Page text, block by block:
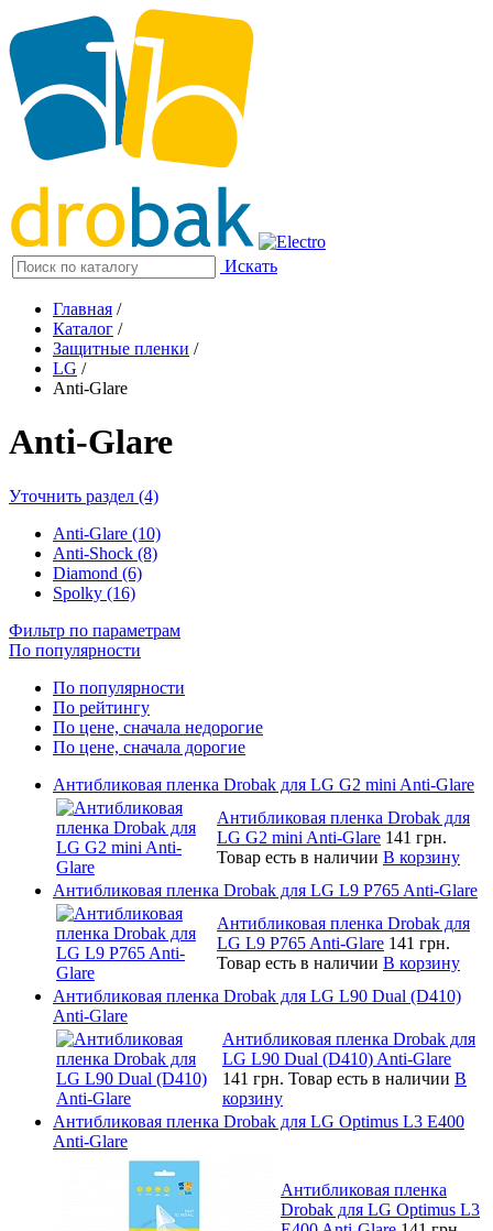
Искать
Главная /
Каталог /
Защитные пленки /
LG /
Anti-Glare
Anti-Glare
Уточнить раздел (4)
Anti-Glare (10)
Anti-Shock (8)
Diamond (6)
Spolky (16)
Фильтр по параметрам
По популярности
По популярности
По рейтингу
По цене, сначала недорогие
По цене, сначала дорогие
Антибликовая пленка Drobak для LG G2 mini Anti-Glare
Антибликовая пленка Drobak для
LG G2 mini Anti-Glare 141 грн.
Товар есть в наличии В корзину
Антибликовая пленка Drobak для LG L9 P765 Anti-Glare
Антибликовая пленка Drobak для
LG L9 P765 Anti-Glare 141 грн.
Товар есть в наличии В корзину
Антибликовая пленка Drobak для LG L90 Dual (D410)
Anti-Glare
Антибликовая пленка Drobak для
LG L90 Dual (D410) Anti-Glare
141 грн. Товар есть в наличии В
корзину
Антибликовая пленка Drobak для LG Optimus L3 E400
Anti-Glare
Антибликовая пленка
Drobak для LG Optimus L3